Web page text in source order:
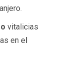
vitalicias
en el